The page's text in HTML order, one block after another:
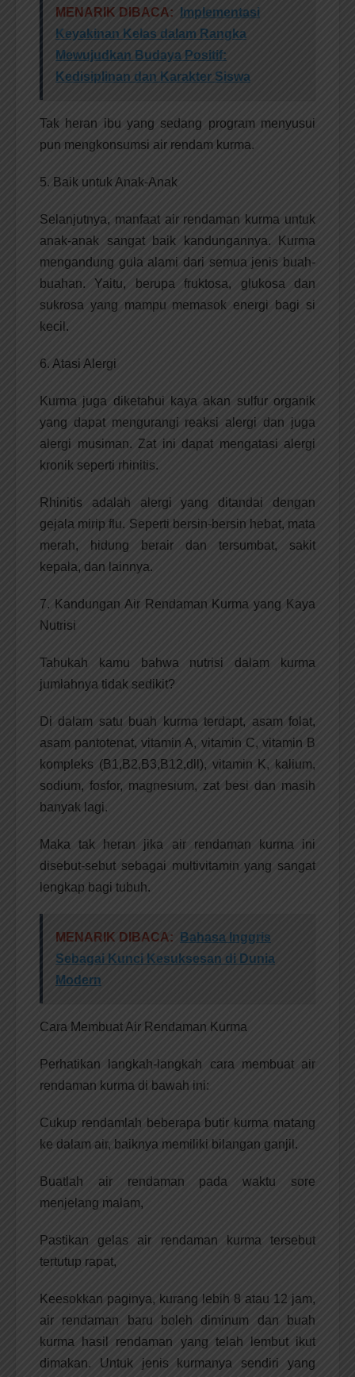
MENARIK DIBACA:
Implementasi
Keyakinan Kelas dalam Rangka
Mewujudkan Budaya Positif:
Kedisiplinan dan Karakter Siswa
Tak heran ibu yang sedang program menyusui
pun mengkonsumsi air rendam kurma.
5. Baik untuk Anak-Anak
Selanjutnya, manfaat air rendaman kurma untuk
anak-anak sangat baik kandungannya. Kurma
mengandung gula alami dari semua jenis buah-
buahan. Yaitu, berupa fruktosa, glukosa dan
sukrosa yang mampu memasok energi bagi si
kecil.
6. Atasi Alergi
Kurma juga diketahui kaya akan sulfur organik
yang dapat mengurangi reaksi alergi dan juga
alergi musiman. Zat ini dapat mengatasi alergi
kronik seperti rhinitis.
Rhinitis adalah alergi yang ditandai dengan
gejala mirip flu. Seperti bersin-bersin hebat, mata
merah, hidung berair dan tersumbat, sakit
kepala, dan lainnya.
7. Kandungan Air Rendaman Kurma yang Kaya
Nutrisi
Tahukah kamu bahwa nutrisi dalam kurma
jumlahnya tidak sedikit?
Di dalam satu buah kurma terdapt, asam folat,
asam pantotenat, vitamin A, vitamin C, vitamin B
kompleks (B1,B2,B3,B12,dll), vitamin K, kalium,
sodium, fosfor, magnesium, zat besi dan masih
banyak lagi.
Maka tak heran jika air rendaman kurma ini
disebut-sebut sebagai multivitamin yang sangat
lengkap bagi tubuh.
MENARIK DIBACA:
Bahasa Inggris
Sebagai Kunci Kesuksesan di Dunia
Modern
Cara Membuat Air Rendaman Kurma
Perhatikan langkah-langkah cara membuat air
rendaman kurma di bawah ini:
Cukup rendamlah beberapa butir kurma matang
ke dalam air, baiknya memiliki bilangan ganjil.
Buatlah air rendaman pada waktu sore
menjelang malam,
Pastikan gelas air rendaman kurma tersebut
tertutup rapat,
Keesokkan paginya, kurang lebih 8 atau 12 jam,
air rendaman baru boleh diminum dan buah
kurma hasil rendaman yang telah lembut ikut
dimakan. Untuk jenis kurmanya sendiri yang